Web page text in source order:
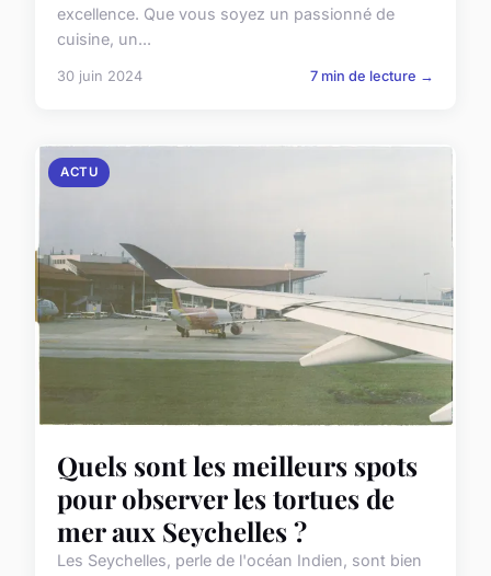
excellence. Que vous soyez un passionné de
cuisine, un...
30 juin 2024 7 min de lecture →
ACTU
Quels sont les meilleurs spots
pour observer les tortues de
mer aux Seychelles ?
Les Seychelles, perle de l'océan Indien, sont bien